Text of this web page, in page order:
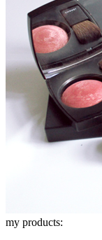
my products: